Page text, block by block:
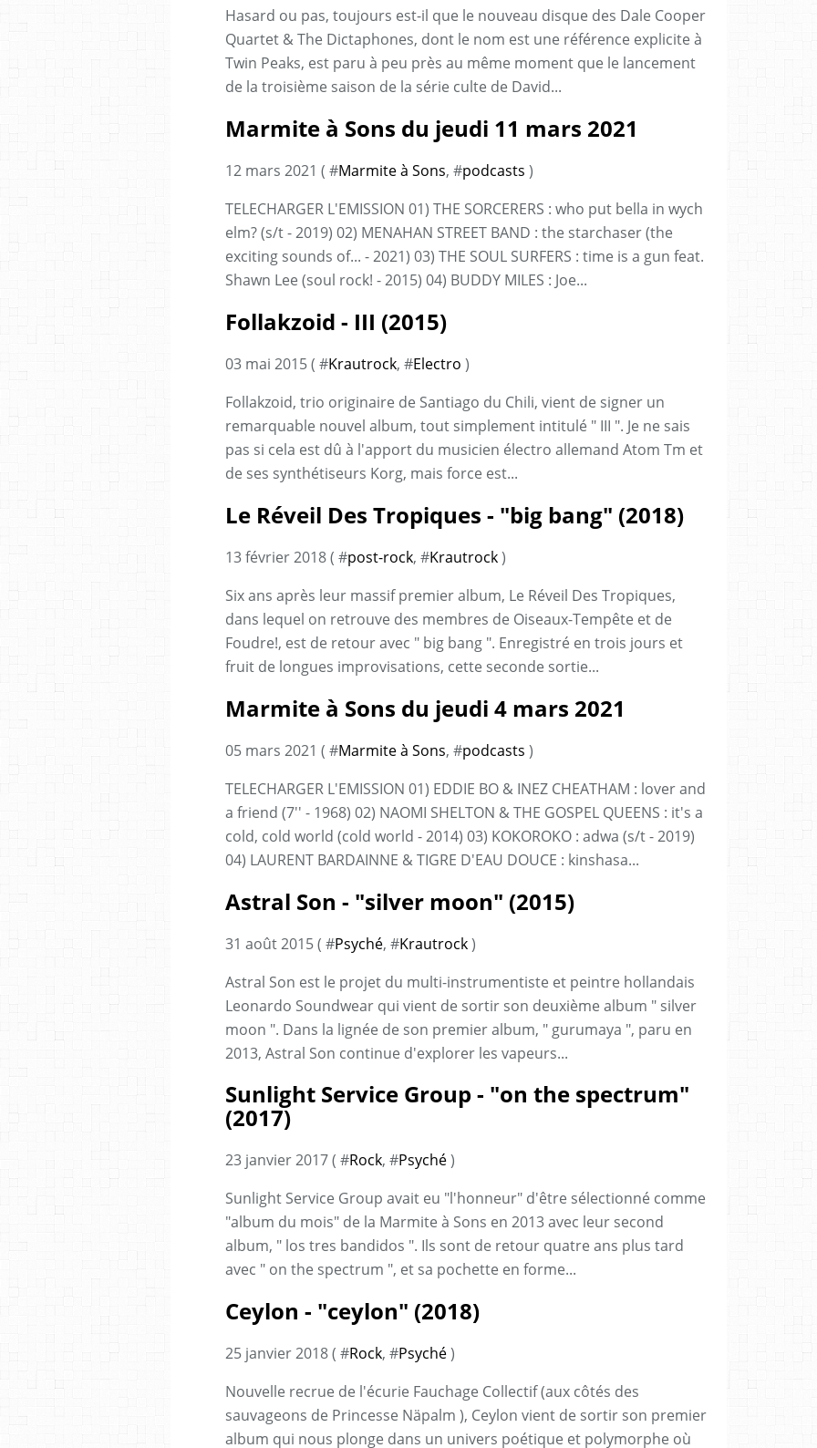
Hasard ou pas, toujours est-il que le nouveau disque des Dale Cooper
Quartet & The Dictaphones, dont le nom est une référence explicite à
Twin Peaks, est paru à peu près au même moment que le lancement
de la troisième saison de la série culte de David...
Marmite à Sons du jeudi 11 mars 2021
12 mars 2021 ( #Marmite à Sons, #podcasts )
TELECHARGER L'EMISSION 01) THE SORCERERS : who put bella in wych
elm? (s/t - 2019) 02) MENAHAN STREET BAND : the starchaser (the
exciting sounds of... - 2021) 03) THE SOUL SURFERS : time is a gun feat.
Shawn Lee (soul rock! - 2015) 04) BUDDY MILES : Joe...
Follakzoid - III (2015)
03 mai 2015 ( #Krautrock, #Electro )
Follakzoid, trio originaire de Santiago du Chili, vient de signer un
remarquable nouvel album, tout simplement intitulé " III ". Je ne sais
pas si cela est dû à l'apport du musicien électro allemand Atom Tm et
de ses synthétiseurs Korg, mais force est...
Le Réveil Des Tropiques - "big bang" (2018)
13 février 2018 ( #post-rock, #Krautrock)
Six ans après leur massif premier album, Le Réveil Des Tropiques,
dans lequel on retrouve des membres de Oiseaux-Tempête et de
Foudre!, est de retour avec " big bang ". Enregistré en trois jours et
fruit de longues improvisations, cette seconde sortie...
Marmite à Sons du jeudi 4 mars 2021
05 mars 2021 ( #Marmite à Sons, #podcasts )
TELECHARGER L'EMISSION 01) EDDIE BO & INEZ CHEATHAM : lover and
a friend (7'' - 1968) 02) NAOMI SHELTON & THE GOSPEL QUEENS : it's a
cold, cold world (cold world - 2014) 03) KOKOROKO : adwa (s/t - 2019)
04) LAURENT BARDAINNE & TIGRE D'EAU DOUCE : kinshasa...
Astral Son - "silver moon" (2015)
31 août 2015 ( #Psyché, #Krautrock)
Astral Son est le projet du multi-instrumentiste et peintre hollandais
Leonardo Soundwear qui vient de sortir son deuxième album " silver
moon ". Dans la lignée de son premier album, " gurumaya ", paru en
2013, Astral Son continue d'explorer les vapeurs...
Sunlight Service Group - "on the spectrum"
(2017)
23 janvier 2017 ( #Rock, #Psyché)
Sunlight Service Group avait eu "l'honneur" d'être sélectionné comme
"album du mois" de la Marmite à Sons en 2013 avec leur second
album, " los tres bandidos ". Ils sont de retour quatre ans plus tard
avec " on the spectrum ", et sa pochette en forme...
Ceylon - "ceylon" (2018)
25 janvier 2018 ( #Rock, #Psyché)
Nouvelle recrue de l'écurie Fauchage Collectif (aux côtés des
sauvageons de Princesse Näpalm ), Ceylon vient de sortir son premier
album qui nous plonge dans un univers poétique et polymorphe où